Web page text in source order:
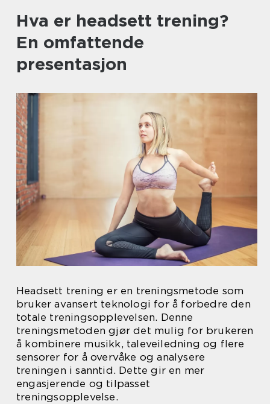
Hva er headsett trening?
En omfattende
presentasjon
Headsett trening er en treningsmetode som
bruker avansert teknologi for å forbedre den
totale treningsopplevelsen. Denne
treningsmetoden gjør det mulig for brukeren
å kombinere musikk, taleveiledning og flere
sensorer for å overvåke og analysere
treningen i sanntid. Dette gir en mer
engasjerende og tilpasset
treningsopplevelse.